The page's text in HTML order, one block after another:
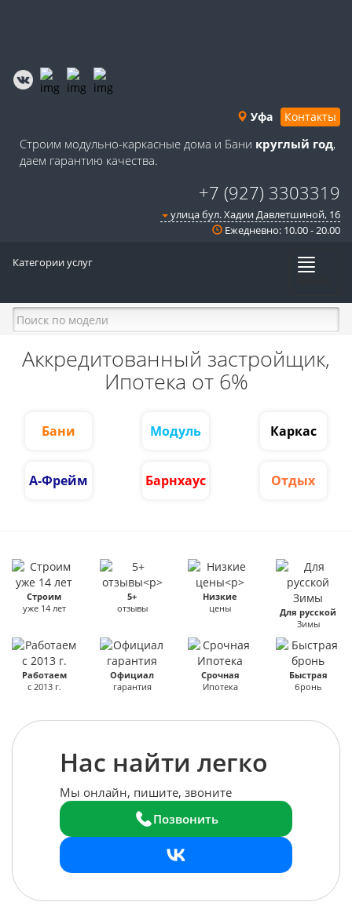
Уфа Контакты
Строим модульно-каркасные дома и Бани круглый год,
даем гарантию качества.
+7 (927) 3303319
улица бул. Хадии Давлетшиной, 16
Ежедневно: 10.00 - 20.00
Категории услуг
Аккредитованный застройщик,
Ипотека от 6%
Бани Модуль Каркас
А-Фрейм Барнхаус Отдых
Строим
уже 14 лет
5+
отзывы
Низкие
цены
Для русской
Зимы
Работаем
с 2013 г.
Официал
гарантия
Срочная
Ипотека
Быстрая
бронь
Нас найти легко
Мы онлайн, пишите, звоните
Позвонить